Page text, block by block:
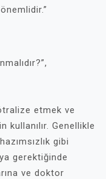
etmek ve
kullanılır. Genellikle
gibi
gerektiğinde
ve doktor